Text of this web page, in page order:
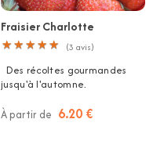
Fraisier Charlotte
★ ★ ★ ★ ★
★ ★ ★ ★ ★ (3 avis)
Des récoltes gourmandes
jusqu'à l'automne.
À partir de 6.20 €